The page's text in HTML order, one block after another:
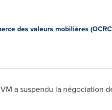
des valeurs mobilières
a suspendu la négociation